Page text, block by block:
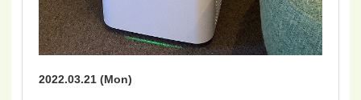
2022.03.21 (Mon)